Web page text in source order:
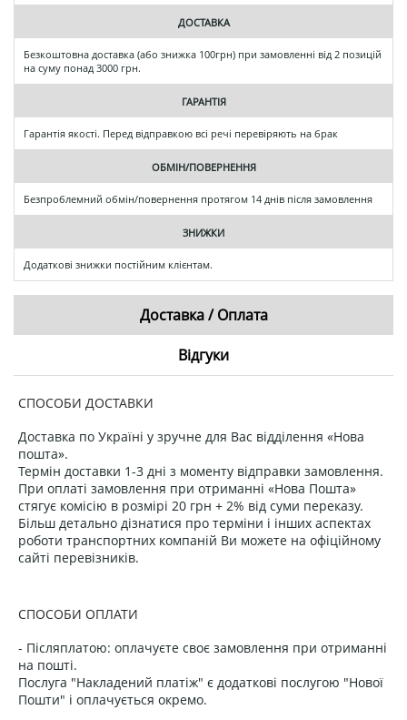
ДОСТАВКА
Безкоштовна доставка (або знижка 100грн) при замовленні від 2 позицій
на суму понад 3000 грн.
ГАРАНТІЯ
Гарантія якості. Перед відправкою всі речі перевіряють на брак
ОБМІН/ПОВЕРНЕННЯ
Безпроблемний обмін/повернення протягом 14 днів після замовлення
ЗНИЖКИ
Додаткові знижки постійним клієнтам.
Доставка / Оплата
Відгуки
СПОСОБИ ДОСТАВКИ
Доставка по Україні у зручне для Вас відділення «Нова
пошта».
Термін доставки 1-3 дні з моменту відправки замовлення.
При оплаті замовлення при отриманні «Нова Пошта»
стягує комісію в розмірі 20 грн + 2% від суми переказу.
Більш детально дізнатися про терміни і інших аспектах
роботи транспортних компаній Ви можете на офіційному
сайті перевізників.
СПОСОБИ ОПЛАТИ
- Післяплатою: оплачуєте своє замовлення при отриманні
на пошті.
Послуга "Накладений платіж" є додаткові послугою "Нової
Пошти" і оплачується окремо.